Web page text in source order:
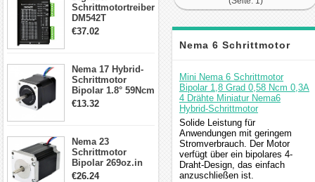
Schrittmotortreiber
DM542T
Schrittmotor
Schrittmotor
€37.02
Nema 17 Hybrid-
Schrittmotor
Bipolar 1.8° 59Ncm
2A 4 Drähte mit 1m
€13.32
Nema 23
Schrittmotor
Bipolar 269oz.in
2,8A 57x57x76mm
€26.24
Nema 6 Schrittmotor
Kommentar
Mini Nema 6 Schrittmotor
Bipolar 1,8 Grad 0,58 Ncm 0,3A
4 Drähte Miniatur Nema6
Hybrid-Schrittmotor
Solide Leistung für
Anwendungen mit geringem
Stromverbrauch. Der Motor
verfügt über ein bipolares 4-
Draht-Design, das einfach
anzuschließen ist.